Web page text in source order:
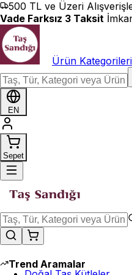
İçeriğe geç
500 TL ve Üzeri
Vade Farksız 3 Taksit
Ürün Kategorileri
EN
Sepet
Trend Aramalar